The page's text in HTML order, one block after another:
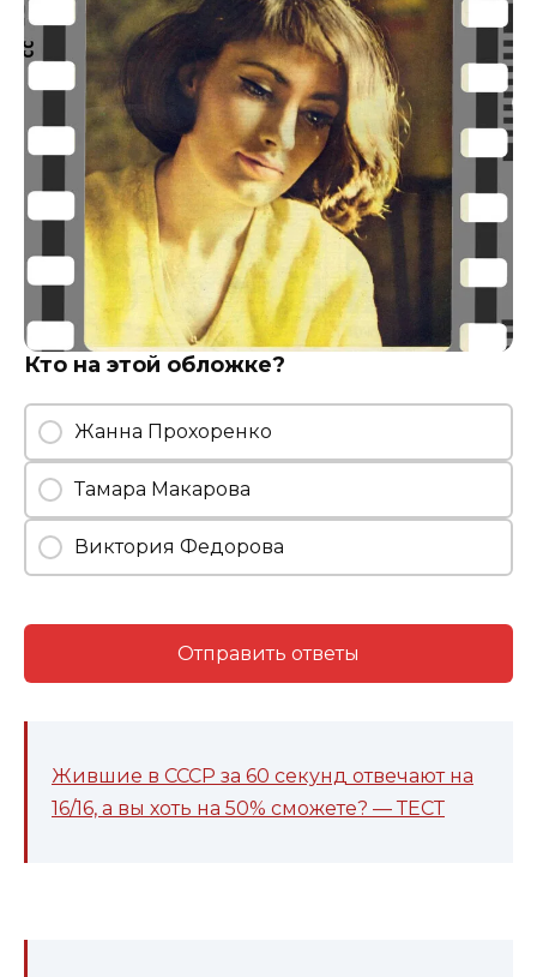
Кто на этой обложке?
Жанна Прохоренко
Тамара Макарова
Виктория Федорова
Отправить ответы
Жившие в СССР за 60 секунд отвечают на
16/16, а вы хоть на 50% сможете? — ТЕСТ